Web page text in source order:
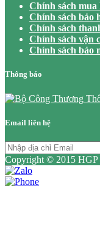
Chính sách mua
Chính sách bảo
Chính sách
Chính sách vận
Chính sách bảo
Thông báo
Email liên hệ
Copyright © 2015 HGP